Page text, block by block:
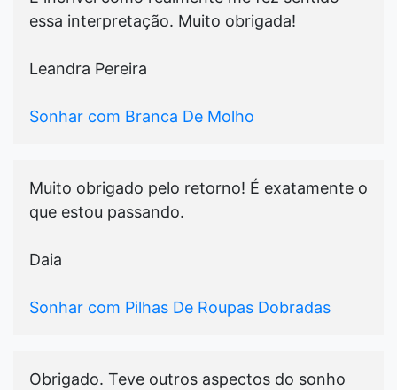
essa interpretação. Muito obrigada!
Leandra Pereira
Sonhar com Branca De Molho
Muito obrigado pelo retorno! É exatamente o
que estou passando.
Daia
Sonhar com Pilhas De Roupas Dobradas
Obrigado. Teve outros aspectos do sonho